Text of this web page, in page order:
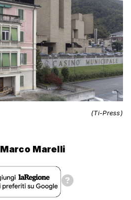
(Ti-Press)
Marco Marelli